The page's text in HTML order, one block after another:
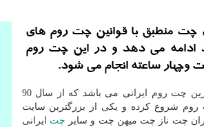
چت منطبق با قوانین چت روم های
ادامه می دهد و در این چت روم
ساعته انجام می شود.
نازی چت بزرگترین چت روم ایرانی می باشد که از سال 90
شروع کرده و یکی از بزرگترین سایت
چت ناز چت میهن چت و سایر چت ایرانی